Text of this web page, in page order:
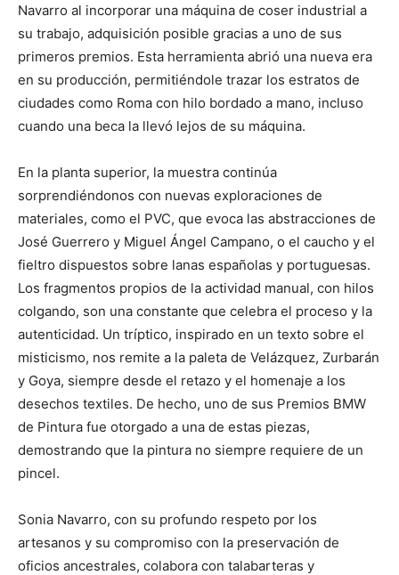
Navarro al incorporar una máquina de coser industrial a
su trabajo, adquisición posible gracias a uno de sus
primeros premios. Esta herramienta abrió una nueva era
en su producción, permitiéndole trazar los estratos de
ciudades como Roma con hilo bordado a mano, incluso
cuando una beca la llevó lejos de su máquina.
En la planta superior, la muestra continúa
sorprendiéndonos con nuevas exploraciones de
materiales, como el PVC, que evoca las abstracciones de
José Guerrero y Miguel Ángel Campano, o el caucho y el
fieltro dispuestos sobre lanas españolas y portuguesas.
Los fragmentos propios de la actividad manual, con hilos
colgando, son una constante que celebra el proceso y la
autenticidad. Un tríptico, inspirado en un texto sobre el
misticismo, nos remite a la paleta de Velázquez, Zurbarán
y Goya, siempre desde el retazo y el homenaje a los
desechos textiles. De hecho, uno de sus Premios BMW
de Pintura fue otorgado a una de estas piezas,
demostrando que la pintura no siempre requiere de un
pincel.
Sonia Navarro, con su profundo respeto por los
artesanos y su compromiso con la preservación de
oficios ancestrales, colabora con talabarteras y